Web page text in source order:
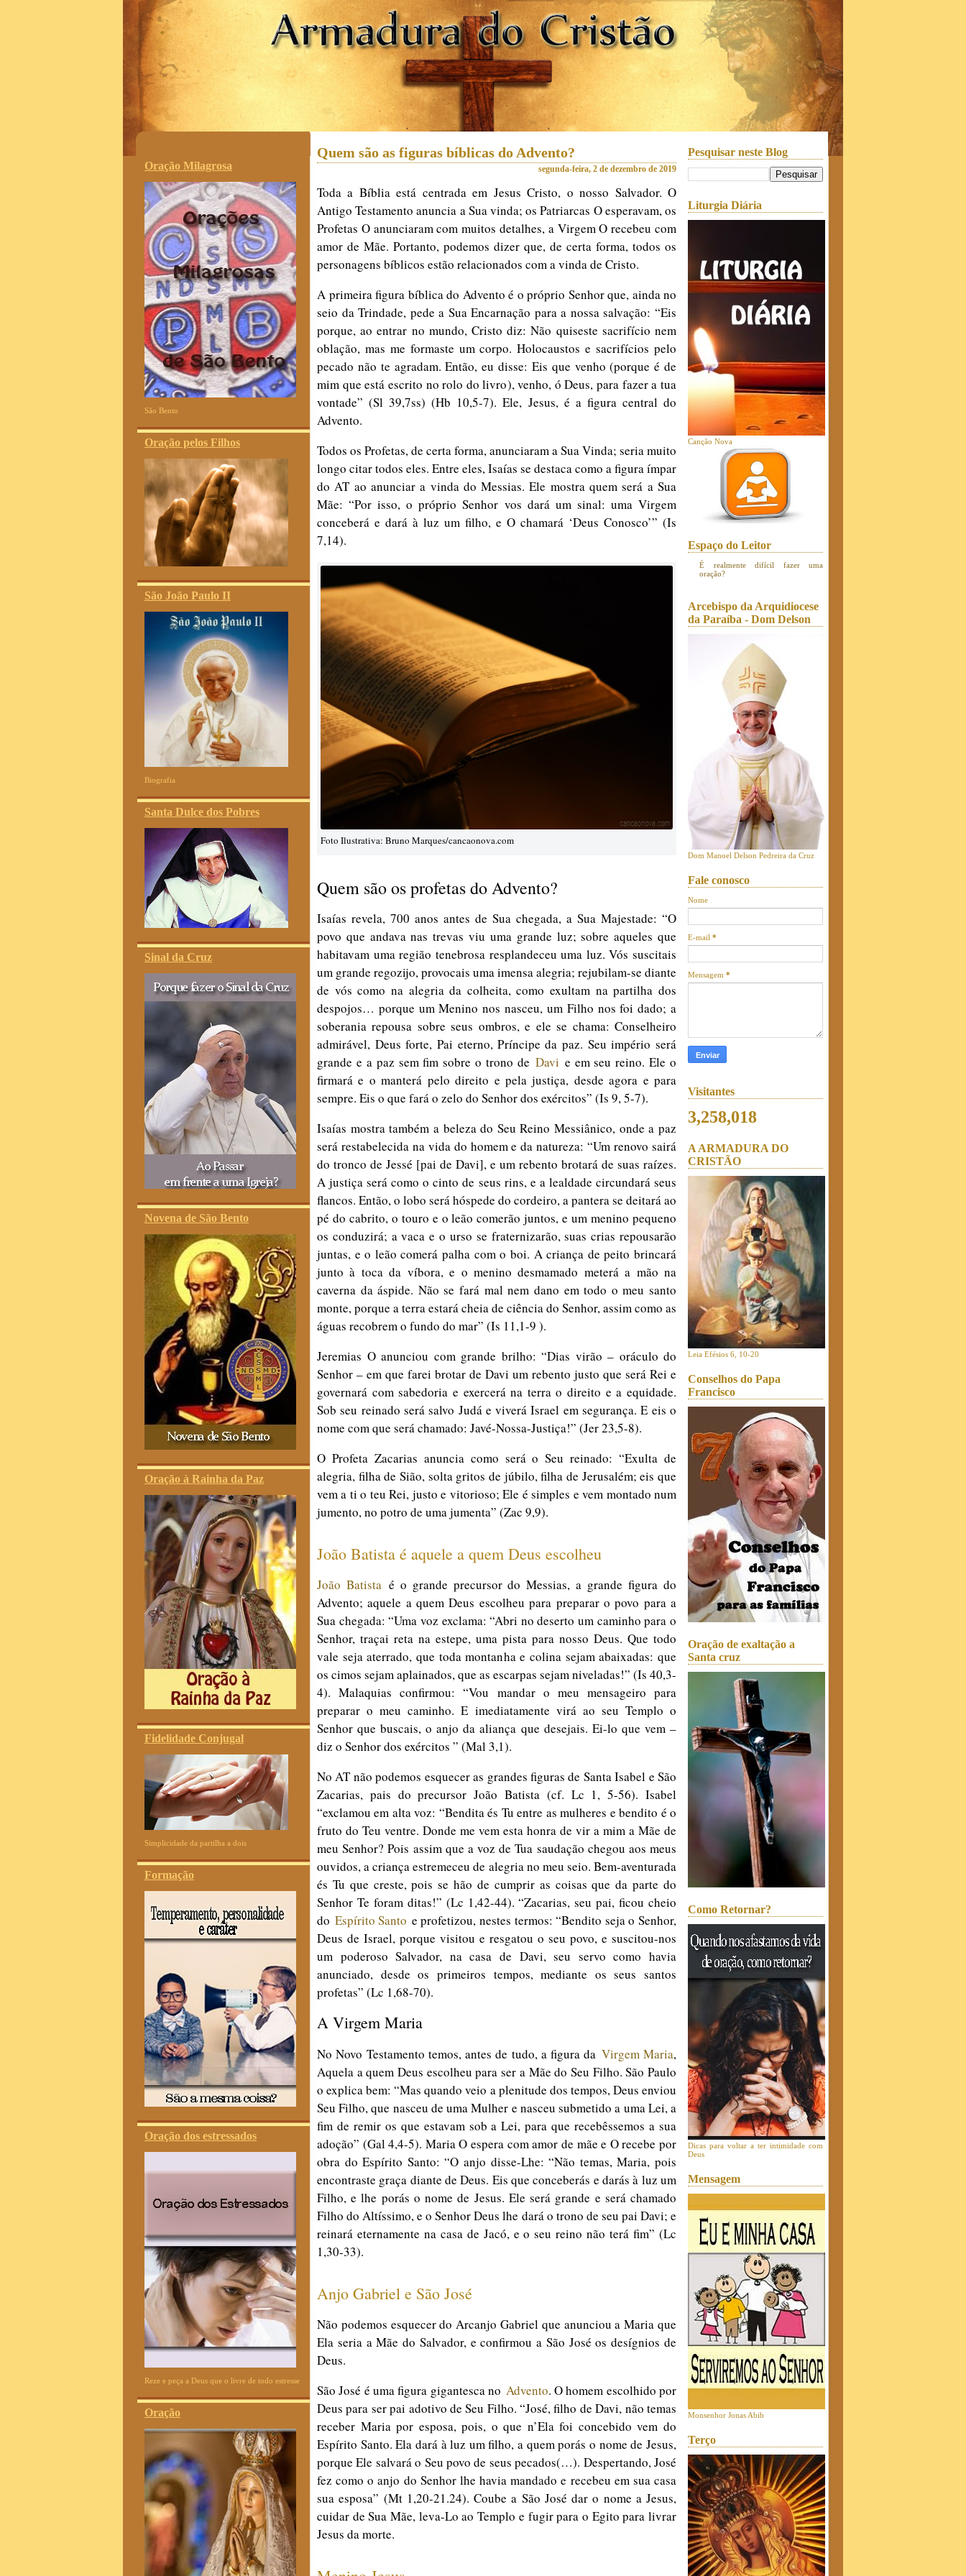
.
Oração Milagrosa
São Bento
Oração pelos Filhos
São João Paulo II
Biografia
Santa Dulce dos Pobres
Sinal da Cruz
Novena de São Bento
Oração à Rainha da Paz
Fidelidade Conjugal
Simplicidade da partilha a dois
Formação
Oração dos estressados
Reze e peça a Deus que o livre de todo estresse
Oração
Quem são as figuras bíblicas do Advento?
segunda-feira, 2 de dezembro de 2019
Toda a Bíblia está centrada em Jesus Cristo, o nosso Salvador. O
Antigo Testamento anuncia a Sua vinda; os Patriarcas O esperavam, os
Profetas O anunciaram com muitos detalhes, a Virgem O recebeu com
amor de Mãe. Portanto, podemos dizer que, de certa forma, todos os
personagens bíblicos estão relacionados com a vinda de Cristo.
A primeira figura bíblica do Advento é o próprio Senhor que, ainda no
seio da Trindade, pede a Sua Encarnação para a nossa salvação: “Eis
porque, ao entrar no mundo, Cristo diz: Não quiseste sacrifício nem
oblação, mas me formaste um corpo. Holocaustos e sacrifícios pelo
pecado não te agradam. Então, eu disse: Eis que venho (porque é de
mim que está escrito no rolo do livro), venho, ó Deus, para fazer a tua
vontade” (Sl 39,7ss) (Hb 10,5-7). Ele, Jesus, é a figura central do
Advento.
Todos os Profetas, de certa forma, anunciaram a Sua Vinda; seria muito
longo citar todos eles. Entre eles, Isaías se destaca como a figura ímpar
do AT ao anunciar a vinda do Messias. Ele mostra quem será a Sua
Mãe: “Por isso, o próprio Senhor vos dará um sinal: uma Virgem
conceberá e dará à luz um filho, e O chamará ‘Deus Conosco’” (Is
7,14).
Foto Ilustrativa: Bruno Marques/cancaonova.com
Quem são os profetas do Advento?
Isaías revela, 700 anos antes de Sua chegada, a Sua Majestade: “O
povo que andava nas trevas viu uma grande luz; sobre aqueles que
habitavam uma região tenebrosa resplandeceu uma luz. Vós suscitais
um grande regozijo, provocais uma imensa alegria; rejubilam-se diante
de vós como na alegria da colheita, como exultam na partilha dos
despojos… porque um Menino nos nasceu, um Filho nos foi dado; a
soberania repousa sobre seus ombros, e ele se chama: Conselheiro
admirável, Deus forte, Pai eterno, Príncipe da paz. Seu império será
grande e a paz sem fim sobre o trono de Davi e em seu reino. Ele o
firmará e o manterá pelo direito e pela justiça, desde agora e para
sempre. Eis o que fará o zelo do Senhor dos exércitos” (Is 9, 5-7).
Isaías mostra também a beleza do Seu Reino Messiânico, onde a paz
será restabelecida na vida do homem e da natureza: “Um renovo sairá
do tronco de Jessé [pai de Davi], e um rebento brotará de suas raízes.
A justiça será como o cinto de seus rins, e a lealdade circundará seus
flancos. Então, o lobo será hóspede do cordeiro, a pantera se deitará ao
pé do cabrito, o touro e o leão comerão juntos, e um menino pequeno
os conduzirá; a vaca e o urso se fraternizarão, suas crias repousarão
juntas, e o leão comerá palha com o boi. A criança de peito brincará
junto à toca da víbora, e o menino desmamado meterá a mão na
caverna da áspide. Não se fará mal nem dano em todo o meu santo
monte, porque a terra estará cheia de ciência do Senhor, assim como as
águas recobrem o fundo do mar” (Is 11,1-9 ).
Jeremias O anunciou com grande brilho: “Dias virão – oráculo do
Senhor – em que farei brotar de Davi um rebento justo que será Rei e
governará com sabedoria e exercerá na terra o direito e a equidade.
Sob seu reinado será salvo Judá e viverá Israel em segurança. E eis o
nome com que será chamado: Javé-Nossa-Justiça!” (Jer 23,5-8).
O Profeta Zacarias anuncia como será o Seu reinado: “Exulta de
alegria, filha de Sião, solta gritos de júbilo, filha de Jerusalém; eis que
vem a ti o teu Rei, justo e vitorioso; Ele é simples e vem montado num
jumento, no potro de uma jumenta” (Zac 9,9).
João Batista é aquele a quem Deus escolheu
João Batistaé o grande precursor do Messias, a grande figura do
Advento; aquele a quem Deus escolheu para preparar o povo para a
Sua chegada: “Uma voz exclama: “Abri no deserto um caminho para o
Senhor, traçai reta na estepe, uma pista para nosso Deus. Que todo
vale seja aterrado, que toda montanha e colina sejam abaixadas: que
os cimos sejam aplainados, que as escarpas sejam niveladas!” (Is 40,3-
4). Malaquias confirmou: “Vou mandar o meu mensageiro para
preparar o meu caminho. E imediatamente virá ao seu Templo o
Senhor que buscais, o anjo da aliança que desejais. Ei-lo que vem –
diz o Senhor dos exércitos ” (Mal 3,1).
No AT não podemos esquecer as grandes figuras de Santa Isabel e São
Zacarias, pais do precursor João Batista (cf. Lc 1, 5-56). Isabel
“exclamou em alta voz: “Bendita és Tu entre as mulheres e bendito é o
fruto do Teu ventre. Donde me vem esta honra de vir a mim a Mãe de
meu Senhor? Pois assim que a voz de Tua saudação chegou aos meus
ouvidos, a criança estremeceu de alegria no meu seio. Bem-aventurada
és Tu que creste, pois se hão de cumprir as coisas que da parte do
Senhor Te foram ditas!” (Lc 1,42-44). “Zacarias, seu pai, ficou cheio
do Espírito Santo e profetizou, nestes termos: “Bendito seja o Senhor,
Deus de Israel, porque visitou e resgatou o seu povo, e suscitou-nos
um poderoso Salvador, na casa de Davi, seu servo como havia
anunciado, desde os primeiros tempos, mediante os seus santos
profetas” (Lc 1,68-70).
A Virgem Maria
No Novo Testamento temos, antes de tudo, a figura da Virgem Maria,
Aquela a quem Deus escolheu para ser a Mãe do Seu Filho. São Paulo
o explica bem: “Mas quando veio a plenitude dos tempos, Deus enviou
Seu Filho, que nasceu de uma Mulher e nasceu submetido a uma Lei, a
fim de remir os que estavam sob a Lei, para que recebêssemos a sua
adoção” (Gal 4,4-5). Maria O espera com amor de mãe e O recebe por
obra do Espírito Santo: “O anjo disse-Lhe: “Não temas, Maria, pois
encontraste graça diante de Deus. Eis que conceberás e darás à luz um
Filho, e lhe porás o nome de Jesus. Ele será grande e será chamado
Filho do Altíssimo, e o Senhor Deus lhe dará o trono de seu pai Davi; e
reinará eternamente na casa de Jacó, e o seu reino não terá fim” (Lc
1,30-33).
Anjo Gabriel e São José
Não podemos esquecer do Arcanjo Gabriel que anunciou a Maria que
Ela seria a Mãe do Salvador, e confirmou a São José os desígnios de
Deus.
São José é uma figura gigantesca no Advento. O homem escolhido por
Deus para ser pai adotivo de Seu Filho. “José, filho de Davi, não temas
receber Maria por esposa, pois, o que n’Ela foi concebido vem do
Espírito Santo. Ela dará à luz um filho, a quem porás o nome de Jesus,
porque Ele salvará o Seu povo de seus pecados(…). Despertando, José
fez como o anjo do Senhor lhe havia mandado e recebeu em sua casa
sua esposa” (Mt 1,20-21.24). Coube a São José dar o nome a Jesus,
cuidar de Sua Mãe, leva-Lo ao Templo e fugir para o Egito para livrar
Jesus da morte.
Pesquisar neste Blog
Liturgia Diária
Canção Nova
Espaço do Leitor
É realmente difícil fazer uma
oração?
Arcebispo da Arquidiocese
da Paraíba - Dom Delson
Dom Manoel Delson Pedreira da Cruz
Fale conosco
Nome
E-mail *
Mensagem *
Visitantes
3,258,018
A ARMADURA DO
CRISTÃO
Leia Efésios 6, 10-20
Conselhos do Papa
Francisco
Oração de exaltação a
Santa cruz
Como Retornar?
Dicas para voltar a ter intimidade com
Deus
Mensagem
Monsenhor Jonas Abib
Terço